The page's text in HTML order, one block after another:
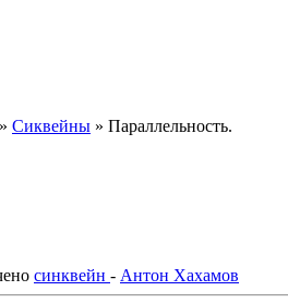
» Сиквейны » Параллельность.
синквейн - Антон Хахамов